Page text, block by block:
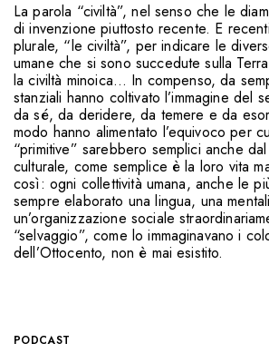
La parola “civiltà”, nel senso che le
di invenzione piuttosto recente. E
plurale, “le civiltà”, per indicare le
umane che si sono succedute sulla
la civiltà minoica… In compenso, da
stanziali hanno coltivato l’immagine del
da sé, da deridere, da temere e da
modo hanno alimentato l’equivoco per
“primitive” sarebbero semplici anche
culturale, come semplice è la loro vita
così: ogni collettività umana, anche le
sempre elaborato una lingua, una
un’organizzazione sociale
“selvaggio”, come lo immaginavano i
dell’Ottocento, non è mai esistito.
PODCAST